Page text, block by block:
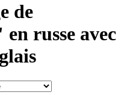
de
russe avec